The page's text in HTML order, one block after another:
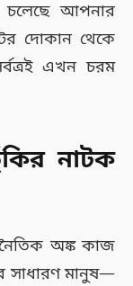
চলেছে আপনার
দোকান থেকে
এখন চরম
নাটক
অঙ্ক কাজ
সাধারণ মানুষ—